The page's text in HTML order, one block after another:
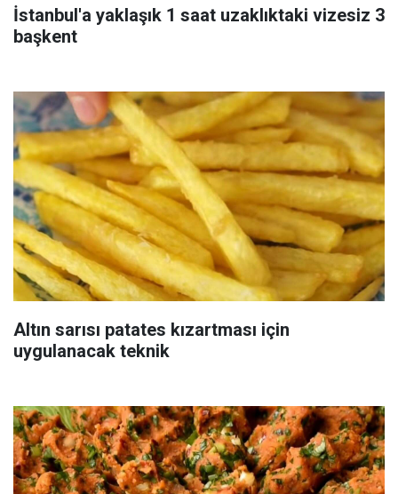
İstanbul'a yaklaşık 1 saat uzaklıktaki vizesiz 3
başkent
Altın sarısı patates kızartması için
uygulanacak teknik